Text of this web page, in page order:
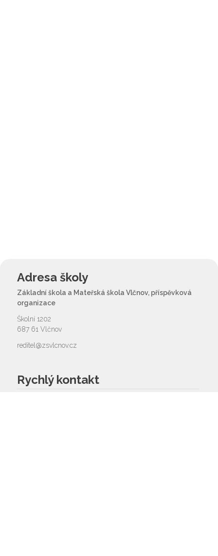
Adresa školy
Základní škola a Mateřská škola Vlčnov, příspěvková
organizace
Školní 1202
687 61 Vlčnov
reditel@zsvlcnov.cz
Rychlý kontakt